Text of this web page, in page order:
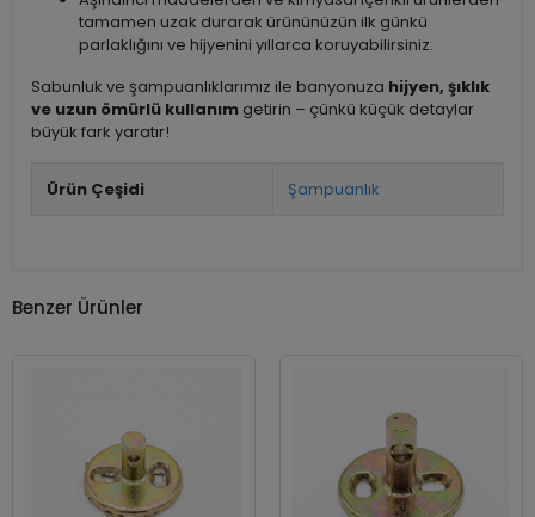
tamamen uzak durarak ürününüzün ilk günkü
parlaklığını ve hijyenini yıllarca koruyabilirsiniz.
Sabunluk ve şampuanlıklarımız ile banyonuza hijyen, şıklık
ve uzun ömürlü kullanım getirin – çünkü küçük detaylar
büyük fark yaratır!
Ürün Çeşidi Şampuanlık
Benzer Ürünler